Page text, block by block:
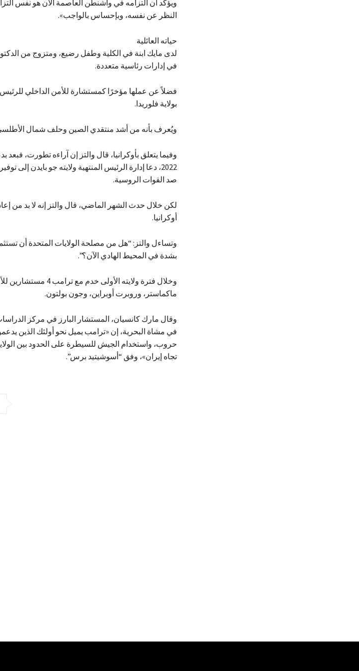
ويؤكد أن التزامه في واشنطن العاصمة الآن هو نفس
النظر عن نفسه، وبإحساس بالواجب».
حياته العائلية
لدى مايك ابنة في الكلية وطفل رضيع، ومتزوج من
في إدارات رئاسية متعددة.
فضلاً عن عملها مؤخرًا كمستشارة للأمن الداخلي
بولاية فلوريدا.
ويُعرف بأنه من أشد منتقدي الصين وحلف شمال
وفيما يتعلق بأوكرانيا، قال والتز إن آراءه تطورت، فبعد
2022، دعا إدارة الرئيس المنتهية ولايته جو بايدن
صد القوات الروسية.
لكن خلال حدث الشهر الماضي، قال والتز إنه لا بد من
أوكرانيا.
وتساءل والتز: “هل من مصلحة الولايات المتحدة أن
بشدة في المحيط الهادي الآن؟”.
وخلال فترة ولايته
ماكماستر، وروبرت أوبراين، وجون بولتون.
وقال مارك كانسيان، المستشار البارز في مركز الدراسات
في مشاة البحرية، إن «ترامب يميل نحو أولئك الذين
حروب، واستخدام الجيش للسيطرة على الحدود بين
تجاه إيران»، وفق “أسوشيتيد برس”.